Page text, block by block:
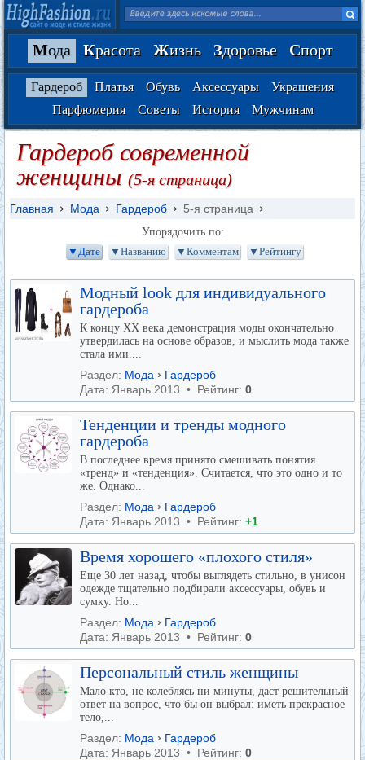
Мода Красота Жизнь Здоровье Спорт
Гардероб Платья Обувь Аксессуары
Украшения
Парфюмерия
Советы История Мужчинам
Гардероб современной
женщины (5-я страница)
Главная Мода Гардероб 5-я страница
Упорядочить по:
▼Дате
▼Названию ▼Комментам ▼Рейтингу
Модный look для индивидуального
гардероба
К концу XX века демонстрация моды окончательно
утвердилась на основе образов, и мыслить мода также
стала ими....
Раздел: Мода › Гардероб
Дата: Январь 2013 • Рейтинг: 0
Тенденции и тренды модного
гардероба
В последнее время принято смешивать понятия
«тренд» и «тенденция». Считается, что это одно и то
же. Однако...
Раздел: Мода › Гардероб
Дата: Январь 2013 • Рейтинг: +1
Время хорошего «плохого стиля»
Еще 30 лет назад, чтобы выглядеть стильно, в унисон
одежде тщательно подбирали аксессуары, обувь и
сумку. Но...
Раздел: Мода › Гардероб
Дата: Январь 2013 • Рейтинг: 0
Персональный стиль женщины
Мало кто, не колеблясь ни минуты, даст решительный
ответ на вопрос, что бы он выбрал: иметь прекрасное
тело,...
Раздел: Мода › Гардероб
Дата: Январь 2013 • Рейтинг: 0